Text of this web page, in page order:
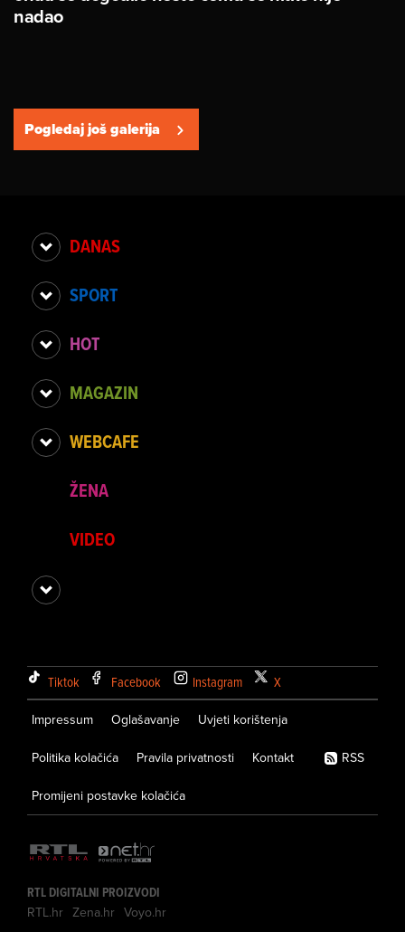
nadao
Pogledaj još galerija
DANAS
SPORT
HOT
MAGAZIN
WEBCAFE
ŽENA
VIDEO
Tiktok Facebook Instagram X
Impressum Oglašavanje Uvjeti korištenja
Politika kolačića Pravila privatnosti Kontakt
Promijeni postavke kolačića
RSS
RTL DIGITALNI PROIZVODI
RTL.hr Zena.hr Voyo.hr